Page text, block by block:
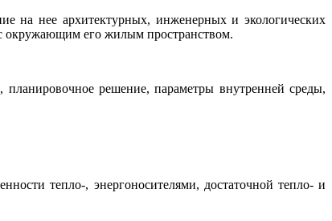
на нее архитектурных, инженерных и экологических
с окружающим его жилым пространством.
решение, параметры внутренней среды,
тепло-, энергоносителями, достаточной тепло- и